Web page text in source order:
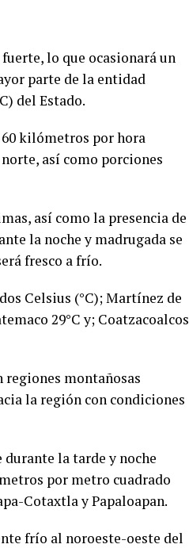
lo que ocasionará un
parte de la entidad
del Estado.
60 kilómetros por hora
así como porciones
así como la presencia de
la noche y madrugada se
fresco a frío.
Celsius (°C); Martínez de
29°C y; Coatzacoalcos
montañosas
la región con condiciones
durante la tarde y noche
por metro cuadrado
Cotaxtla y Papaloapan.
frío al noroeste-oeste del